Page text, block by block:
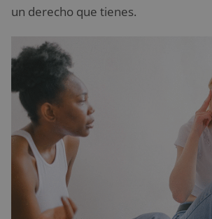
un derecho que tienes.